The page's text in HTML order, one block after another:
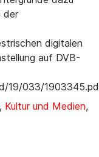
der
digitalen
auf DVB-
19/033/
, Kultur und Medien,